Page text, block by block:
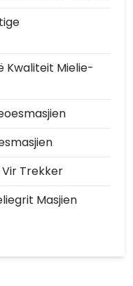
Kwaliteit Mielie-
Trekker
Masjien